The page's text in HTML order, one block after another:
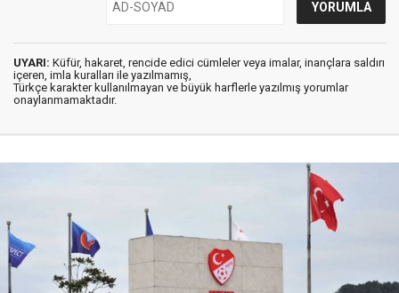
UYARI: Küfür, hakaret, rencide edici cümleler veya imalar, inançlara saldırı
içeren, imla kuralları ile yazılmamış,
Türkçe karakter kullanılmayan ve büyük harflerle yazılmış yorumlar
onaylanmamaktadır.